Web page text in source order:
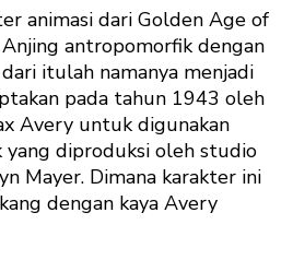
animasi dari Golden Age of
antropomorfik dengan
itulah namanya menjadi
pada tahun 1943 oleh
Avery untuk digunakan
diproduksi oleh studio
Mayer. Dimana karakter ini
dengan kaya Avery